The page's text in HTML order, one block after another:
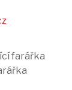
farářka